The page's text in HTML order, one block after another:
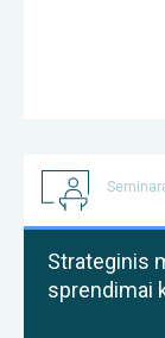
Strateginis
sprendimai